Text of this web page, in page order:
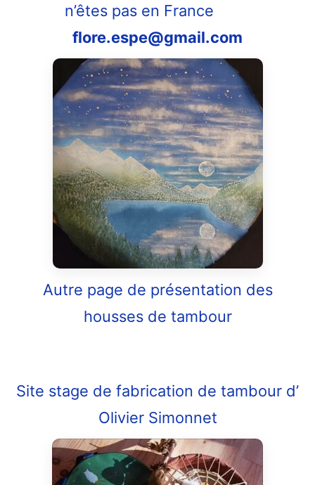
n’êtes pas en France
flore.espe@gmail.com
Autre page de présentation des
housses de tambour
Site stage de fabrication de tambour d’
Olivier Simonnet